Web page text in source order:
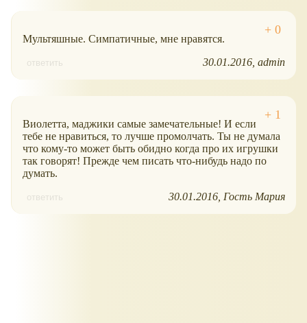
Мультяшные. Симпатичные, мне нравятся.
ответить 30.01.2016 admin
Виолетта, маджики самые замечательные! И если
тебе не нравиться, то лучше промолчать. Ты не думала
что кому-то может быть обидно когда про их игрушки
так говорят! Прежде чем писать что-нибудь надо по
думать.
ответить 30.01.2016 Гость Мария